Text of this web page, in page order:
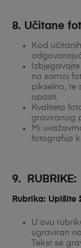
8. Učitane
Kod
na samoj
pikselno, te
opasti.
Kvaliteta
graviranog
Mi
fotografija
9. RUBRIKE:
Rubrika: Upišite
U ovu
ugraviran
Tekst se